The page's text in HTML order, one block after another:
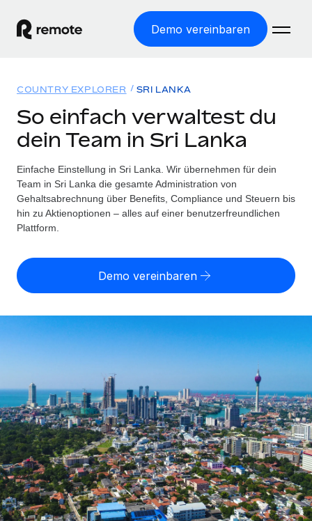
Demo vereinbaren
WELTWEITE BESCHÄFTIGUNG
Globale Payroll
Einfache, rechtssicher Payroll
Employer of Record
Weltweites Wachstum ohne Kosten für Niederlassungen
Contractor of Record
Rechtssichere, weltweite Arbeit mit Freelancer:innen
Globales Onboarding und Verwalten von
Freelancer:innen
Auslagern von komplexen HR-Aufgaben
INFRASTRUKTUR
Remote Embedded
Nahtlose Integration der HR in bestehende Abläufe
Plattform
Integrierte HR-Kernfunktionen für dein Team
Lösungen
WELTWEITE ABDECKUNG
Country Explorer
Länderspezifische Unterstützung bei der Einstellung
Einfache Einstellung in allen US-Bundesstaaten
Agile HR- und Payroll-Lösungen für wachsende
Unternehmen
Mittelstand
Maßgeschneiderte HR-Lösungen, um Teams zu
vergrößern
Enterprise
Globale HR für Konzerne und Großunternehmen
Ressourcen
TOOLS UND RECHNER
Scheinselbstständigkeitsrisiko berechnen
Personalkostenrechner
Gesamtbeschäftigungskosten
Informationen zu möglichen Währungen und
Abwicklungsfristen für globale Freelancer:innen
LERNEN MIT REMOTE
Forschung und Leitfäden
Fallstudien
HR-Glossar
Preise
Nederlands
Deutsch
Español
Italiano
Português (Portugal)
Anmelden
COUNTRY EXPLORER SRI LANKA
So einfach verwaltest du
dein Team in Sri Lanka
Einfache Einstellung in Sri Lanka. Wir übernehmen für dein
Team in Sri Lanka die gesamte Administration von
Gehaltsabrechnung über Benefits, Compliance und Steuern bis
hin zu Aktienoptionen – alles auf einer benutzerfreundlichen
Plattform.
Demo vereinbaren